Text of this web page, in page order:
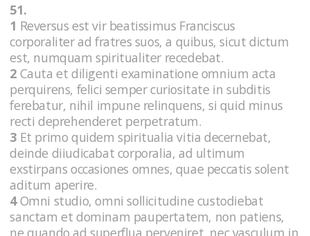
51.
1 Reversus est vir beatissimus Franciscus
corporaliter ad fratres suos, a quibus, sicut dictum
est, numquam spiritualiter recedebat.
2 Cauta et diligenti examinatione omnium acta
perquirens, felici semper curiositate in subditis
ferebatur, nihil impune relinquens, si quid minus
recti deprehenderet perpetratum.
3 Et primo quidem spiritualia vitia decernebat,
deinde diiudicabat corporalia, ad ultimum
exstirpans occasiones omnes, quae peccatis solent
aditum aperire.
4Omni studio, omni sollicitudine custodiebat
sanctam et dominam paupertatem, non patiens,
ne quando ad superflua perveniret, nec vasculum in